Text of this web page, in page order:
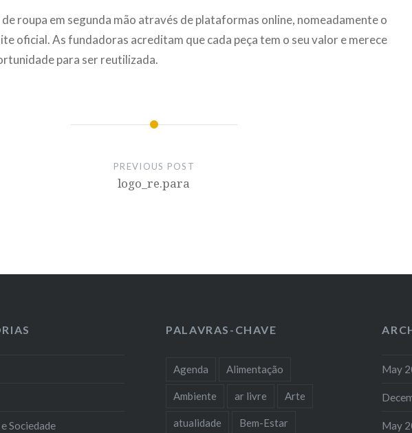
de roupa em segunda mão através de plataformas online, nomeadamente o
oficial. As fundadoras acreditam que cada peça tem o seu valor e merece
para ser reutilizada.
PREVIOUS POST
logo_re.para
Sociedade
PALAVRAS-CHAVE
Agenda Alimentação
Ambiente ar livre Arte
atualidade Bem-Estar
May
May